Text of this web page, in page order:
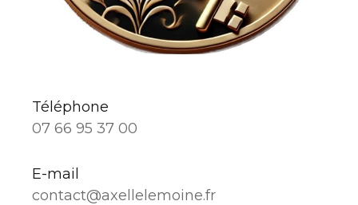
Téléphone
07 66 95 37 00
E-mail
contact@axellelemoine.fr